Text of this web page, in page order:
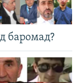
баромад?